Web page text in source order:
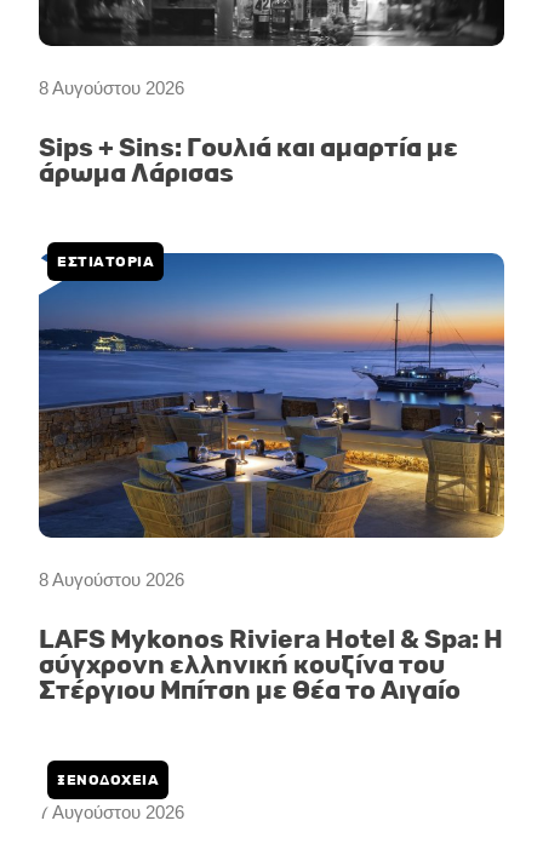
8 Αυγούστου 2026
Sips + Sins: Γουλιά και αμαρτία με
άρωμα Λάρισας
8 Αυγούστου 2026
ΕΣΤΙΑΤΟΡΙΑ
LAFS Mykonos Riviera Hotel & Spa: Η
σύγχρονη ελληνική κουζίνα του
Στέργιου Μπίτση με θέα το Αιγαίο
7 Αυγούστου 2026
ΞΕΝΟΔΟΧΕΙΑ